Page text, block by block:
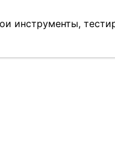
инструменты,